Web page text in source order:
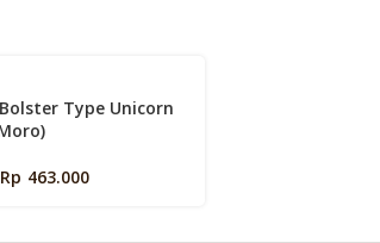
Type Unicorn
Rp 463.000